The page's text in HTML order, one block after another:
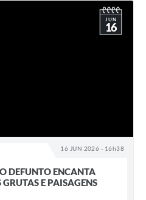
16 JUN 2026 - 16h38
JUN
16
DEFUNTO ENCANTA
E PAISAGENS